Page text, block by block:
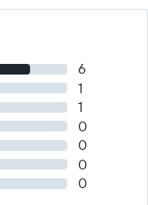
6
1
1
0
0
0
0